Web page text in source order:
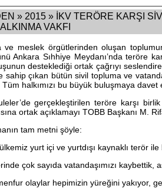
» 2015 » İKV TERÖRE KARŞI
VAKFI
ve meslek örgütlerinden oluşan
Ankara Sıhhiye Meydanı’nda teröre
desteklediği ortak çağrıyı
sahip çıkan bütün sivil topluma ve
halkımızı bu büyük buluşmaya davet
gerçekleştirilen teröre karşı
ortak açıklamayı TOBB Başkanı M.
tam metni şöyle:
yurt içi ve yurtdışı kaynaklı terör ile
çok sayıda vatandaşımızı
olaylar hepimizin yüreğini yakıyor,